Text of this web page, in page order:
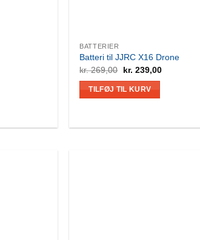
BATTERIER
Batteri til JJRC X16 Drone
kr.269,00
Den
oprindelige
pris
var:
kr. 239,00Den
TILFØJ TIL KURV